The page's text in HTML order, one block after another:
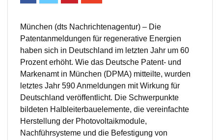
München (dts Nachrichtenagentur) – Die
Patentanmeldungen für regenerative Energien
haben sich in Deutschland im letzten Jahr um 60
Prozent erhöht. Wie das Deutsche Patent- und
Markenamt in München (DPMA) mitteilte, wurden
letztes Jahr 590 Anmeldungen mit Wirkung für
Deutschland veröffentlicht. Die Schwerpunkte
bildeten Halbleiterbauelemente, die vereinfachte
Herstellung der Photovoltaikmodule,
Nachführsysteme und die Befestigung von